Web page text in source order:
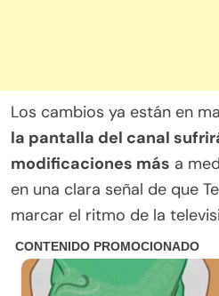
Los cambios ya están en
la pantalla del canal
modificaciones más a
en una clara señal de que
marcar el ritmo de la